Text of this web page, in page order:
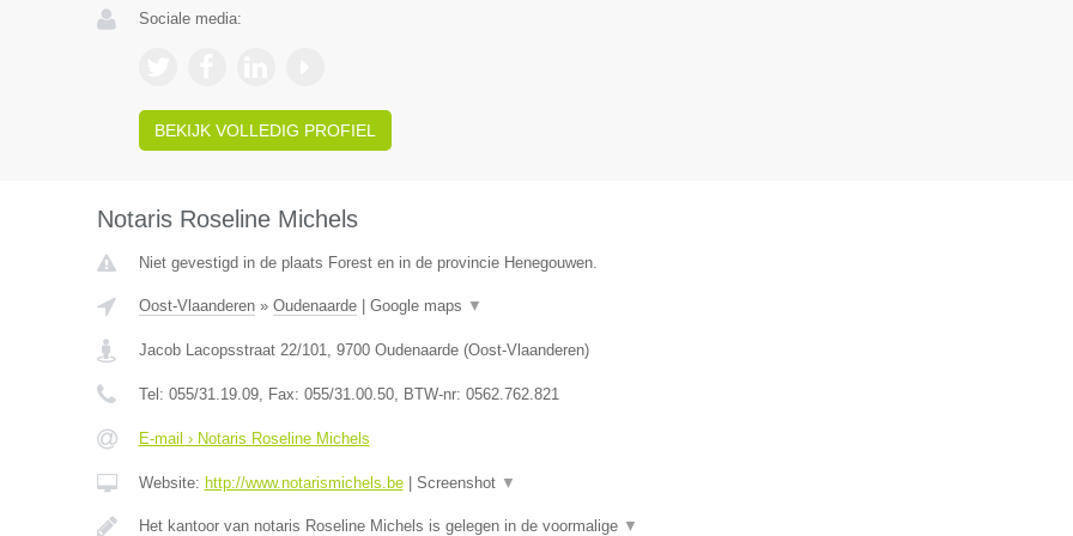
Sociale media:
BEKIJK VOLLEDIG PROFIEL
Notaris Roseline Michels
Niet gevestigd in de plaats Forest en in de provincie Henegouwen.
Oost-Vlaanderen» Oudenaarde| Google maps ▼
Jacob Lacopsstraat 22/101, 9700 Oudenaarde(Oost-Vlaanderen)
Tel: 055/31.19.09, Fax: 055/31.00.50, BTW-nr: 0562.762.821
E-mail › Notaris Roseline Michels
Website: http://www.notarismichels.be| Screenshot ▼
Het kantoor van notaris Roseline Michels is gelegen in de voormalige ▼